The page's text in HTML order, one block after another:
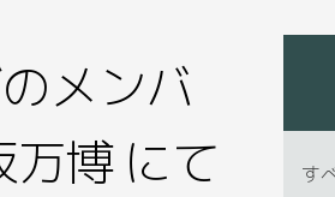
メンバ
万博 にて
す